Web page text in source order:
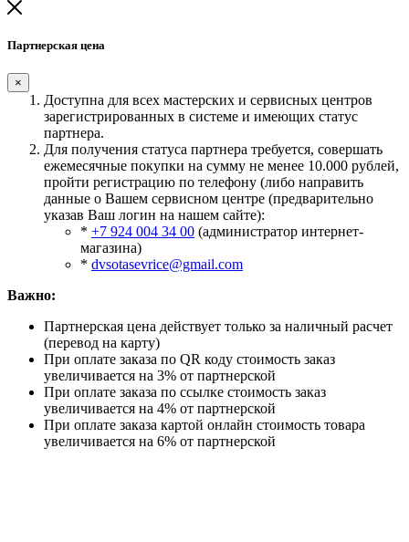
Партнерская цена
×
Доступна для всех мастерских и сервисных центров
зарегистрированных в системе и имеющих статус
партнера.
Для получения статуса партнера требуется, совершать
ежемесячные покупки на сумму не менее 10.000 рублей,
пройти регистрацию по телефону (либо направить
данные о Вашем сервисном центре (предварительно
указав Ваш логин на нашем сайте):
* +7 924 004 34 00 (администратор интернет-
магазина)
* dvsotasevrice@gmail.com
Важно:
Партнерская цена действует только за наличный расчет
(перевод на карту)
При оплате заказа по QR коду стоимость заказ
увеличивается на 3% от партнерской
При оплате заказа по ссылке стоимость заказ
увеличивается на 4% от партнерской
При оплате заказа картой онлайн стоимость товара
увеличивается на 6% от партнерской